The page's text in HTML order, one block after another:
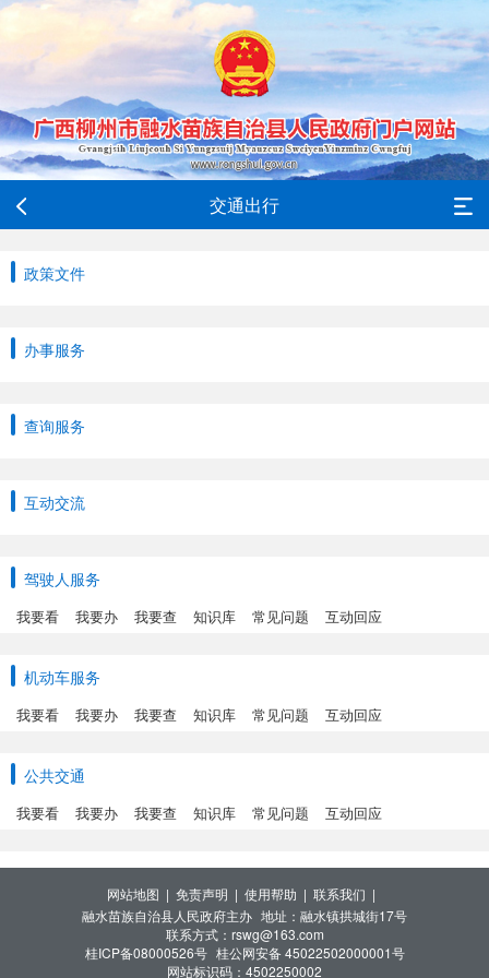
交通出行
政策文件
办事服务
查询服务
互动交流
驾驶人服务
我要看 我要办 我要查 知识库 常见问题 互动回应
机动车服务
我要看 我要办 我要查 知识库 常见问题 互动回应
公共交通
我要看 我要办 我要查 知识库 常见问题 互动回应
网站地图 | 免责声明 | 使用帮助 | 联系我们 |
融水苗族自治县人民政府主办 地址：融水镇拱城街17号
联系方式：rswg@163.com
桂ICP备08000526号 桂公网安备 45022502000001号
网站标识码：4502250002